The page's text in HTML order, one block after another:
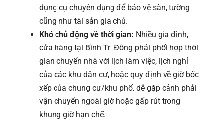
dụng cụ chuyên dụng để bảo vệ sàn, tường
cũng như tài sản gia chủ.
Khó chủ động về thời gian: Nhiều gia đình,
cửa hàng tại Bình Trị Đông phải phối hợp thời
gian chuyển nhà với lịch làm việc, lịch nghỉ
của các khu dân cư, hoặc quy định về giờ bốc
xếp của chung cư/khu phố, dễ gặp cảnh phải
vận chuyển ngoài giờ hoặc gấp rút trong
khung giờ hạn chế.